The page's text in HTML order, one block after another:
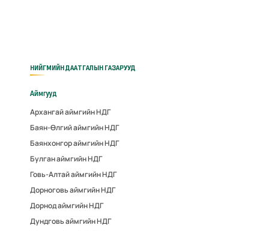
НИЙГМИЙН ДААТГАЛЫН ГАЗАРУУД
Аймгууд
Архангай аймгийн НДГ
Баян-Өлгий аймгийн НДГ
Баянхонгор аймгийн НДГ
Булган аймгийн НДГ
Говь-Алтай аймгийн НДГ
Дорноговь аймгийн НДГ
Дорнод аймгийн НДГ
Дундговь аймгийн НДГ